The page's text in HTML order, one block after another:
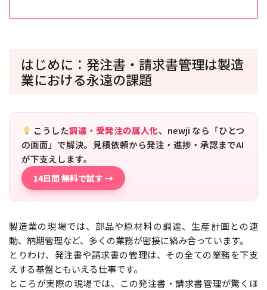
はじめに：発注書・請求書管理は製造
業における永遠の課題
こうした調達・受発注の属人化、newji なら「ひとつ
の画面」で解決。見積依頼から発注・進捗・承認までAI
が下支えします。
14日間 無料で試す →
製造業の現場では、部品や原材料の調達、生産計画との連
動、納期管理など、多くの業務が密接に絡み合っています。
とりわけ、発注書や請求書の管理は、その全ての業務を下支
えする基盤ともいえる仕事です。
ところが実際の現場では、この発注書・請求書管理が驚くほ